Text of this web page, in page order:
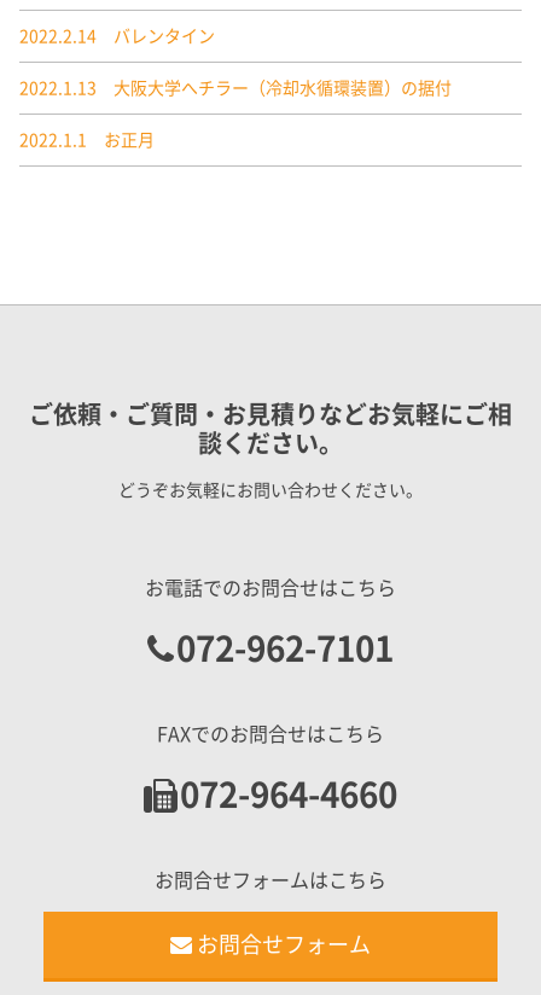
2022.2.14 バレンタイン
2022.1.13 大阪大学へチラー（冷却水循環装置）の据付
2022.1.1 お正月
ご依頼・ご質問・お見積りなどお気軽にご相
談ください。
どうぞお気軽にお問い合わせください。
お電話でのお問合せはこちら
072-962-7101
FAXでのお問合せはこちら
072-964-4660
お問合せフォームはこちら
お問合せフォーム